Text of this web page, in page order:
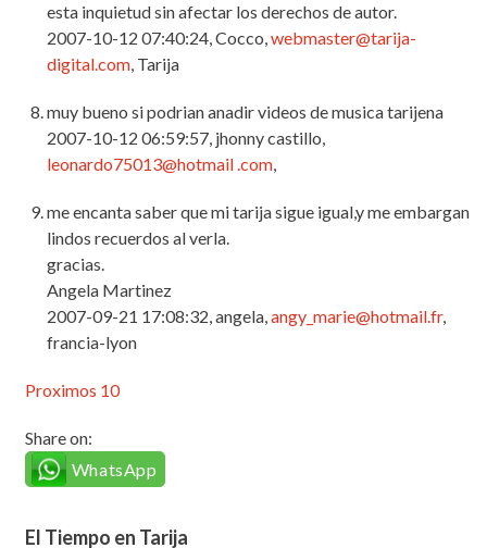
esta inquietud sin afectar los derechos de autor.
2007-10-12 07:40:24, Cocco,webmaster@tarija-
digital.com, Tarija
muy bueno si podrian anadir videos de musica tarijena
2007-10-12 06:59:57, jhonny castillo,
leonardo75013@hotmail .com,
me encanta saber que mi tarija sigue igual,y me embargan
lindos recuerdos al verla.
gracias.
Angela Martinez
2007-09-21 17:08:32, angela,angy_marie@hotmail.fr,
francia-lyon
Proximos 10
Share on:
WhatsApp
El Tiempo en Tarija